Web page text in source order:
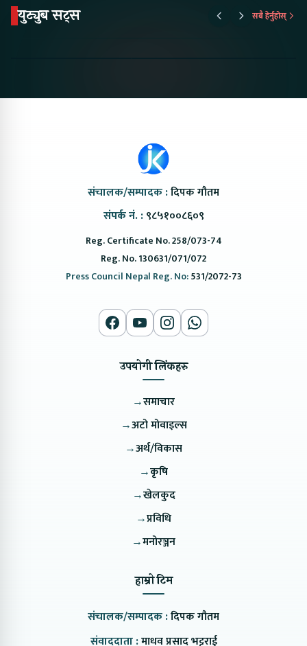
युट्युब सट्स सबै हेर्नुहोस्
संचालक/सम्पादक :दिपक गौतम
संपर्क नं. : ९८५१००८६०९
Reg. Certificate No. 258/073-74
Reg. No. 130631/071/072
Press Council Nepal Reg. No:531/2072-73
उपयोगी लिंकहरु
→समाचार
→अटो मोवाइल्स
→अर्थ/विकास
→कृषि
→खेलकुद
→प्रविधि
→मनोरञ्जन
हाम्रो टिम
संचालक/सम्पादक :दिपक गौतम
संवाददाता :माधव प्रसाद भट्टराई